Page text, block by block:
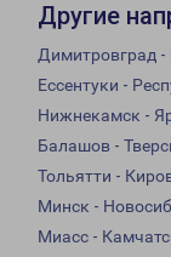
Другие
Димитровград -
Ессентуки -
Нижнекамск -
Балашов -
Тольятти -
Минск -
Миасс -